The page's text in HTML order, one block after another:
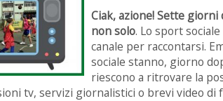
Ciak, azione! Sette
non solo. Lo sport
canale per raccontarsi.
sociale stanno, giorno
riescono a ritrovare la
tv, servizi giornalistici o brevi video di